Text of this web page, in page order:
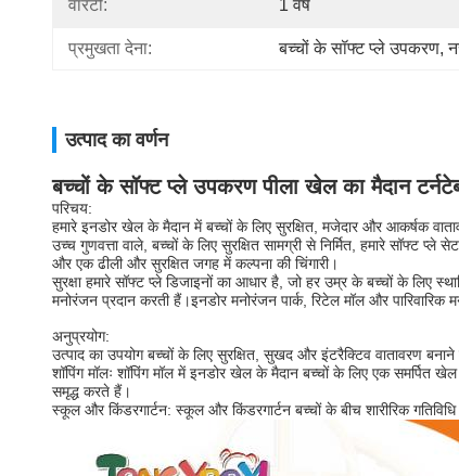
वारंटी: 1 वर्ष
प्रमुखता देना: बच्चों के सॉफ्ट प्ले उपकरण,
उत्पाद का वर्णन
बच्चों के सॉफ्ट प्ले उपकरण पीला खेल का मैदान
परिचय:
हमारे इनडोर खेल के मैदान में बच्चों के लिए सुरक्षित, मजेदार और आकर्षक
उच्च गुणवत्ता वाले, बच्चों के लिए सुरक्षित सामग्री से निर्मित, हमारे सॉफ्ट
और एक ढीली और सुरक्षित जगह में कल्पना की चिंगारी।
सुरक्षा हमारे सॉफ्ट प्ले डिजाइनों का आधार है, जो हर उम्र के बच्चों के लिए
मनोरंजन प्रदान करती हैं।इनडोर मनोरंजन पार्क, रिटेल मॉल और
अनुप्रयोग:
उत्पाद का उपयोग बच्चों के लिए सुरक्षित, सुखद और इंटरैक्टिव वातावरण
शॉपिंग मॉलः शॉपिंग मॉल में इनडोर खेल के मैदान बच्चों के लिए एक समर्पित
समृद्ध करते हैं।
स्कूल और किंडरगार्टन: स्कूल और किंडरगार्टन बच्चों के बीच शारीरिक